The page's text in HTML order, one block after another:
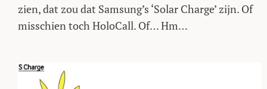
zien, dat zou dat Samsung’s ‘Solar Charge’ zijn. Of
misschien toch HoloCall. Of… Hm…